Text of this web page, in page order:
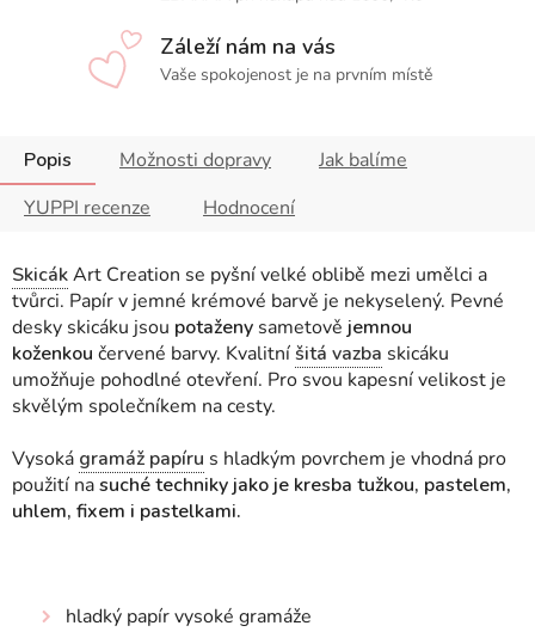
Záleží nám na vás
Vaše spokojenost je na prvním místě
Popis Možnosti dopravy
Jak balíme
YUPPI recenze
Hodnocení
SkicákArt Creation se pyšní velké oblibě mezi umělci a
tvůrci. Papír v jemné krémové barvě je nekyselený. Pevné
desky skicáku jsou potaženy sametově jemnou
koženkou červené barvy. Kvalitníšitá vazba skicáku
umožňuje pohodlné otevření. Pro svou kapesní velikost je
skvělým společníkem na cesty.
Vysoká gramáž papíru s hladkým povrchem je vhodná pro
použití nasuché techniky jako je kresba tužkou, pastelem,
uhlem, fixem i pastelkami.
hladký papír vysoké gramáže